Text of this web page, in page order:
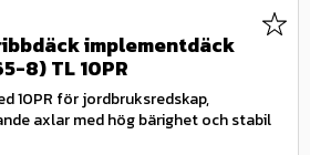
implementdäck
8) TL 10PR
10PR för jordbruksredskap,
axlar med hög bärighet och stabil